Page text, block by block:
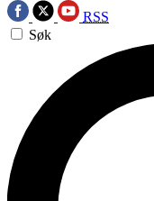
RSS
Søk